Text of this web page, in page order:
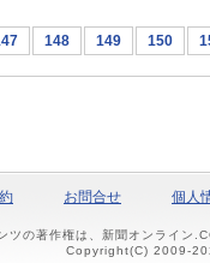
148 149 150
お問合せ 個人
の著作権は、新聞オンライン
Copyright(C) 2009-